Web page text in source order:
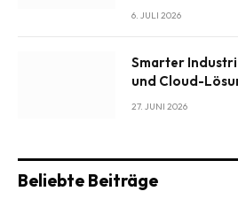
6. JULI 2026
Smarter
und Cloud-
27. JUNI 2026
Beliebte Beiträge